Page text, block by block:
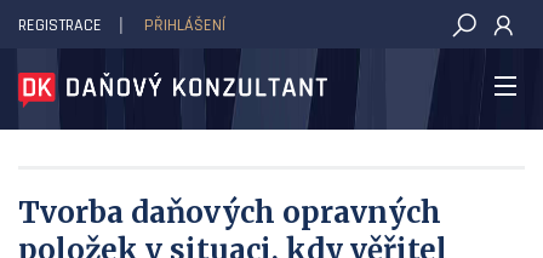
DAŇOVÝ KONZULTANT
REGISTRACE PŘIHLÁŠENÍ
Tvorba daňových opravných
položek v situaci, kdy věřitel